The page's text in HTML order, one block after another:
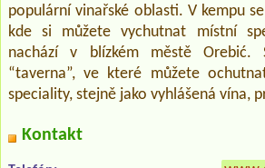
populární vinařské oblasti. V kempu
kde si můžete vychutnat místní
nachází v blízkém městě Orebić.
“taverna”, ve které můžete
speciality, stejně jako vyhlášená vína,
Kontakt